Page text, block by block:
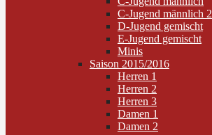
C-Jugend männlich 2
D-Jugend gemischt
E-Jugend gemischt
Minis
Saison 2015/2016
Herren 1
Herren 2
Herren 3
Damen 1
Damen 2